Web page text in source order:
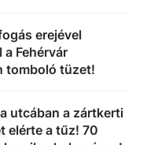
erejével
Fehérvár
tomboló tüzet!
utcában a zártkerti
elérte a tűz! 70